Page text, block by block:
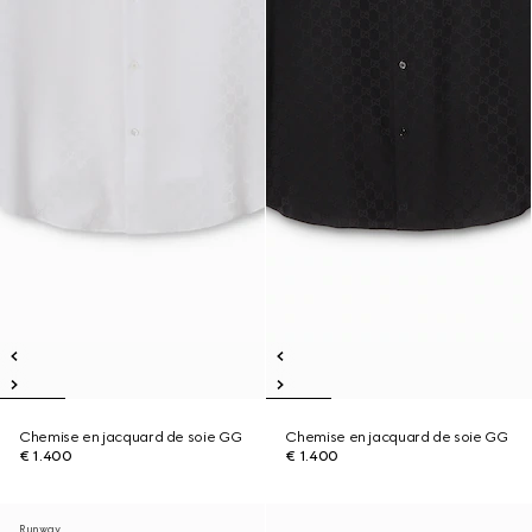
Chemise en jacquard de soie GG
€ 1.400
Chemise en jacquard de soie GG
€ 1.400
Runway